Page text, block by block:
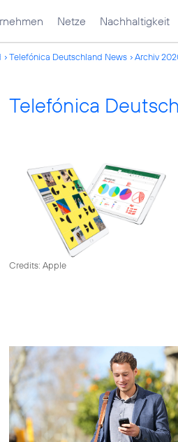
Netze Nachhaltigkeit
Telefónica Deutschland News Archiv
Telefónica
Credits: Apple